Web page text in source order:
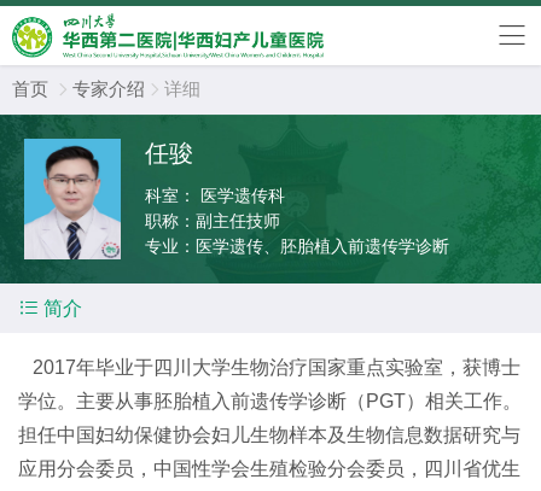
首页  专家介绍  详细
任骏
科室：
医学遗传科
职称： 副主任技师
专业： 医学遗传、胚胎植入前遗传学诊断
 简介
2017年毕业于四川大学生物治疗国家重点实验室，获博士
学位。主要从事胚胎植入前遗传学诊断（PGT）相关工作。
担任中国妇幼保健协会妇儿生物样本及生物信息数据研究与
应用分会委员，中国性学会生殖检验分会委员，四川省优生